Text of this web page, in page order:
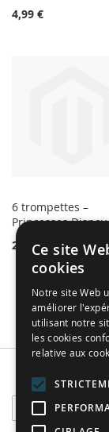
4,99 €
6 trompettes –
Princesses Disney
2,49 €
Sign
Up
Ce site
cookies
Notre site Web
améliorer
utilisant notre
les cookies
relative aux